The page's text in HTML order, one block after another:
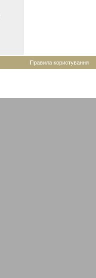
Правила користування